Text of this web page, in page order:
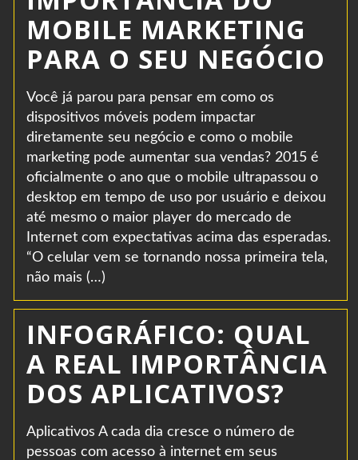
MOBILE MARKETING
PARA O SEU NEGÓCIO
Você já parou para pensar em como os
dispositivos móveis podem impactar
diretamente seu negócio e como o mobile
marketing pode aumentar sua vendas? 2015 é
oficialmente o ano que o mobile ultrapassou o
desktop em tempo de uso por usuário e deixou
até mesmo o maior player do mercado de
Internet com expectativas acima das esperadas.
“O celular vem se tornando nossa primeira tela,
não mais (…)
INFOGRÁFICO: QUAL
A REAL IMPORTÂNCIA
DOS APLICATIVOS?
Aplicativos A cada dia cresce o número de
pessoas com acesso à internet em seus